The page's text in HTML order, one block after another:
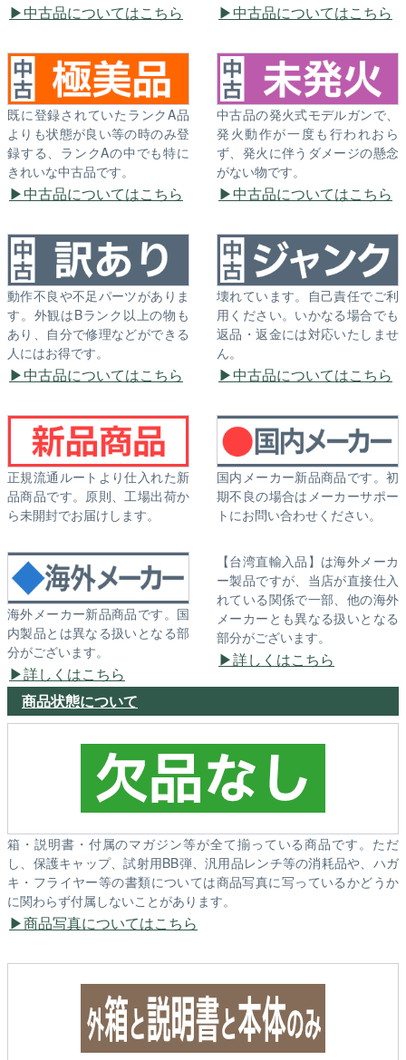
中古品についてはこちら 中古品についてはこちら
既に登録されていたランクA品
よりも状態が良い等の時のみ登
録する、ランクAの中でも特に
きれいな中古品です。
中古品についてはこちら
中古品の発火式モデルガンで、
発火動作が一度も行われおら
ず、発火に伴うダメージの懸念
がない物です。
中古品についてはこちら
動作不良や不足パーツがありま
す。外観はBランク以上の物も
あり、自分で修理などができる
人にはお得です。
中古品についてはこちら
壊れています。自己責任でご利
用ください。いかなる場合でも
返品・返金には対応いたしませ
ん。
中古品についてはこちら
正規流通ルートより仕入れた新
品商品です。原則、工場出荷か
ら未開封でお届けします。
国内メーカー新品商品です。初
期不良の場合はメーカーサポー
トにお問い合わせください。
海外メーカー新品商品です。国
内製品とは異なる扱いとなる部
分がございます。
詳しくはこちら
【台湾直輸入品】は海外メーカ
ー製品ですが、当店が直接仕入
れている関係で一部、他の海外
メーカーとも異なる扱いとなる
部分がございます。
詳しくはこちら
商品状態について
箱・説明書・付属のマガジン等が全て揃っている商品です。ただ
し、保護キャップ、試射用BB弾、汎用品レンチ等の消耗品や、ハガ
キ・フライヤー等の書類については商品写真に写っているかどうか
に関わらず付属しないことがあります。
商品写真についてはこちら